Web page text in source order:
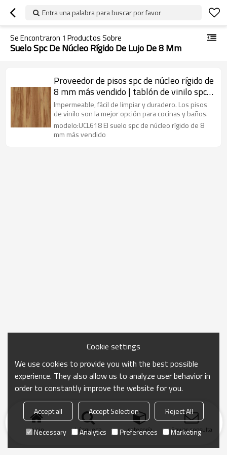
Entra una palabra para buscar por favor
Se Encontraron 1 Productos Sobre
Suelo Spc De Núcleo Rígido De Lujo De 8 Mm
Proveedor de pisos spc de núcleo rígido de
8 mm más vendido | tablón de vinilo spc
impermeable de roble marrón | pisos de
vinilo de cocina spc
Impermeable, fácil de limpiar y duradero. Los pisos
de vinilo son la mejor opción para cocinas y baños.
modelo:UCL618 El suelo spc de núcleo rígido de 8
mm más vendido
Inicio búsqueda categoría Enviar consulta
Cookie settings
We use cookies to provide you with the best possible
experience. They also allow us to analyze user behavior in
order to constantly improve the website for you.
Accept all Accept Selection
Reject All
Necessary
Analytics Preferences Marketing